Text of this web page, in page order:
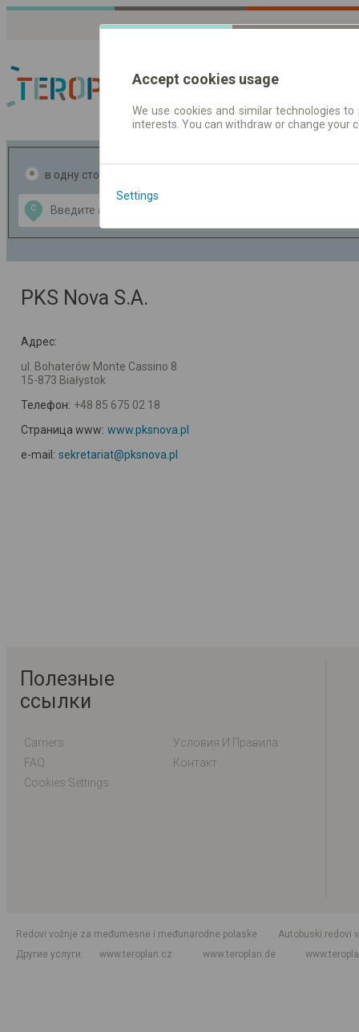
Расписания
в одну сторону
С
Data CC-BY-SA
OpenStreetMap
GeoLite data by
PKS Nova S.A.
Адрес:
ul. Bohaterów Monte Cassino 8
15-873 Białystok
Телефон: +48 85 675 02 18
Страница www: www.pksnova.pl
e-mail: sekretariat@pksnova.pl
Полезные
ссылки
Carriers
Условия И Правила
FAQ
Контакт
Cookies Settings
Redovi vožnje za međumesne i međunarodne polaske
Autobuski redovi
Другие услуги
www.teroplan.cz www.teroplan.de
Accept cookies usage
We use cookies and similar technologies
interests. You can withdraw or change
Settings